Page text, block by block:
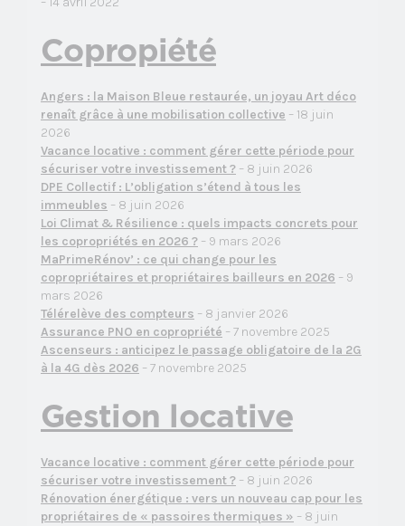
Copropiété
Angers : la Maison Bleue restaurée, un joyau Art déco
renaît grâce à une mobilisation collective – 18 juin
2026
Vacance locative : comment gérer cette période pour
sécuriser votre investissement ? – 8 juin 2026
DPE Collectif : L’obligation s’étend à tous les
immeubles – 8 juin 2026
Loi Climat & Résilience : quels impacts concrets pour
les copropriétés en 2026 ? – 9 mars 2026
MaPrimeRénov’ : ce qui change pour les
copropriétaires et propriétaires bailleurs en 2026 – 9
mars 2026
Télérelève des compteurs – 8 janvier 2026
Assurance PNO en copropriété – 7 novembre 2025
Ascenseurs : anticipez le passage obligatoire de la 2G
à la 4G dès 2026 – 7 novembre 2025
Gestion locative
Vacance locative : comment gérer cette période pour
sécuriser votre investissement ? – 8 juin 2026
Rénovation énergétique : vers un nouveau cap pour les
propriétaires de « passoires thermiques » – 8 juin